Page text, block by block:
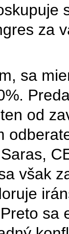
za
sa
od
však
sa